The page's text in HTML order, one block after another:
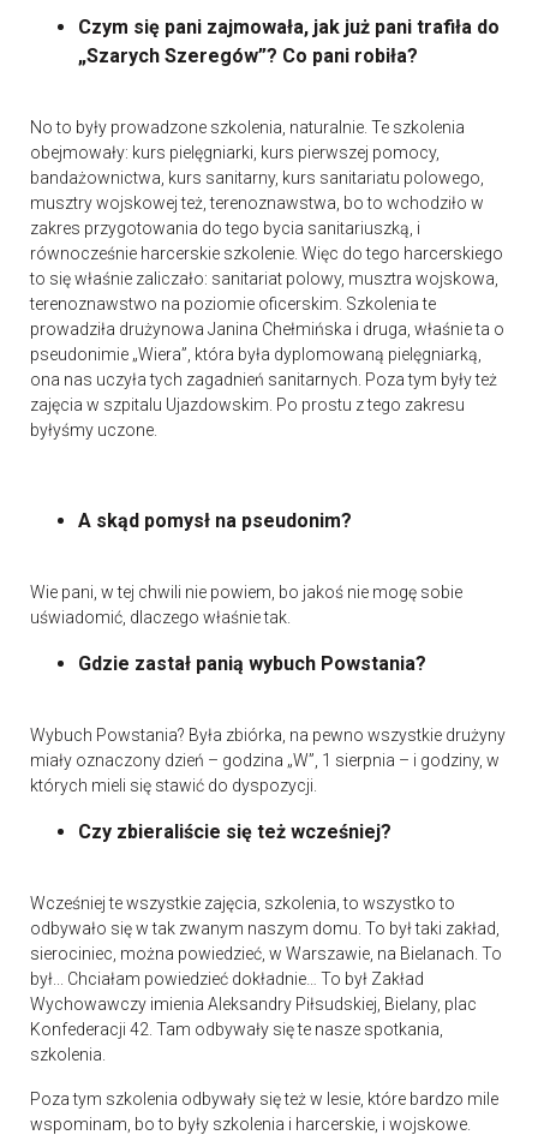
Czym się pani zajmowała, jak już pani trafiła do
„Szarych Szeregów”? Co pani robiła?
No to były prowadzone szkolenia, naturalnie. Te szkolenia
obejmowały: kurs pielęgniarki, kurs pierwszej pomocy,
bandażownictwa, kurs sanitarny, kurs sanitariatu polowego,
musztry wojskowej też, terenoznawstwa, bo to wchodziło w
zakres przygotowania do tego bycia sanitariuszką, i
równocześnie harcerskie szkolenie. Więc do tego harcerskiego
to się właśnie zaliczało: sanitariat polowy, musztra wojskowa,
terenoznawstwo na poziomie oficerskim. Szkolenia te
prowadziła drużynowa Janina Chełmińska i druga, właśnie ta o
pseudonimie „Wiera”, która była dyplomowaną pielęgniarką,
ona nas uczyła tych zagadnień sanitarnych. Poza tym były też
zajęcia w szpitalu Ujazdowskim. Po prostu z tego zakresu
byłyśmy uczone.
A skąd pomysł na pseudonim?
Wie pani, w tej chwili nie powiem, bo jakoś nie mogę sobie
uświadomić, dlaczego właśnie tak.
Gdzie zastał panią wybuch Powstania?
Wybuch Powstania? Była zbiórka, na pewno wszystkie drużyny
miały oznaczony dzień – godzina „W”, 1 sierpnia – i godziny, w
których mieli się stawić do dyspozycji.
Czy zbieraliście się też wcześniej?
Wcześniej te wszystkie zajęcia, szkolenia, to wszystko to
odbywało się w tak zwanym naszym domu. To był taki zakład,
sierociniec, można powiedzieć, w Warszawie, na Bielanach. To
był... Chciałam powiedzieć dokładnie… To był Zakład
Wychowawczy imienia Aleksandry Piłsudskiej, Bielany, plac
Konfederacji 42. Tam odbywały się te nasze spotkania,
szkolenia.
Poza tym szkolenia odbywały się też w lesie, które bardzo mile
wspominam, bo to były szkolenia i harcerskie, i wojskowe.